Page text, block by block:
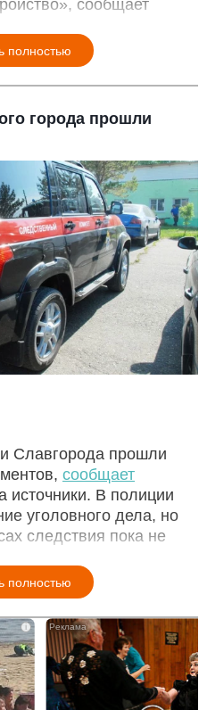
сообщает
полностью
города прошли
Славгорода прошли
сообщает
источники. В полиции
уголовного дела, но
следствия пока не
полностью
i